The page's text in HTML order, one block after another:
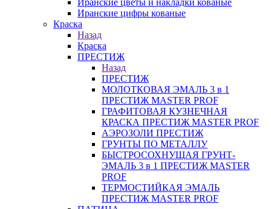
Иранские цветы и накладки кованые
Иранские цифры кованые
Краска
Назад
Краска
ПРЕСТИЖ
Назад
ПРЕСТИЖ
МОЛОТКОВАЯ ЭМАЛЬ 3 в 1
ПРЕСТИЖ MASTER PROF
ГРАФИТОВАЯ КУЗНЕЧНАЯ
КРАСКА ПРЕСТИЖ MASTER PROF
АЭРОЗОЛИ ПРЕСТИЖ
ГРУНТЫ ПО МЕТАЛЛУ
БЫСТРОСОХНУЩАЯ ГРУНТ-
ЭМАЛЬ 3 в 1 ПРЕСТИЖ MASTER
PROF
ТЕРМОСТИЙКАЯ ЭМАЛЬ
ПРЕСТИЖ MASTER PROF